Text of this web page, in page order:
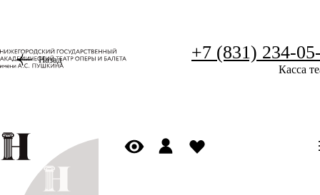
+7 (831) 234-
Касса
Назад